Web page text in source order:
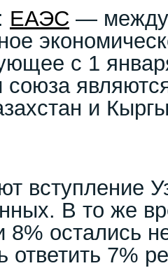
ЕАЭС —
с 1
союза
и
вступление
В то же
8% остались
ответить 7%